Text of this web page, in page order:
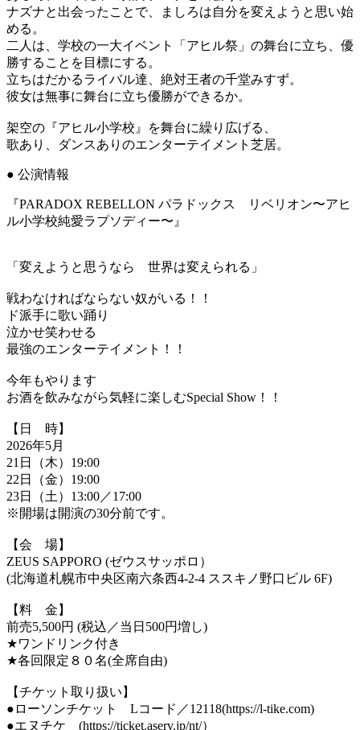
ナズナと出会ったことで、ましろは自分を変えようと思い始
める。
二人は、学校の一大イベント「アヒル祭」の舞台に立ち、優
勝することを目標にする。
立ちはだかるライバル達、絶対王者の千堂みすず。
彼女は無事に舞台に立ち優勝ができるか。
架空の『アヒル小学校』を舞台に繰り広げる、
歌あり、ダンスありのエンターテイメント芝居。
● 公演情報
『PARADOX REBELLON パラドックス リベリオン〜アヒ
ル小学校純愛ラプソディー〜』
「変えようと思うなら 世界は変えられる」
戦わなければならない奴がいる！！
ド派手に歌い踊り
泣かせ笑わせる
最強のエンターテイメント！！
今年もやります
お酒を飲みながら気軽に楽しむSpecial Show！！
【日 時】
2026年5月
21日（木）19:00
22日（金）19:00
23日（土）13:00／17:00
※開場は開演の30分前です。
【会 場】
ZEUS SAPPORO (ゼウスサッポロ）
(北海道札幌市中央区南六条西4-2-4 ススキノ野口ビル 6F)
【料 金】
前売5,500円 (税込／当日500円増し)
★ワンドリンク付き
★各回限定８０名(全席自由)
【チケット取り扱い】
●ローソンチケット Lコード／12118(https://l-tike.com)
●エヌチケ (https://ticket.aserv.jp/nt/）